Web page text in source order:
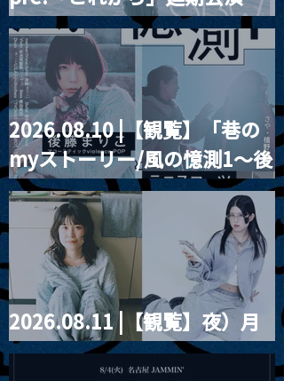
Blurred City Lights × 17歳
とベルリンの壁
2026.08.10 |【観覧】「巷の
myストーリー/風の憶測1～後
藤まりこアコースティック
violence POPとテニスコー
ツ」
2026.08.11 |【観覧】夜）月
見ル君想フpre. Sugar Shock